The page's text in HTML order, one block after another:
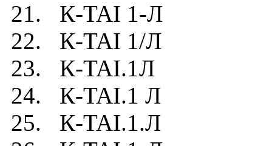
21. К-TAI 1-Л
22. К-TAI 1/Л
23. К-TAI.1Л
24. К-TAI.1 Л
25. К-TAI.1.Л